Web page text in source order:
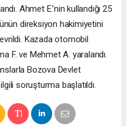
Ahmet E.’nin kullandığı 25
direksiyon hakimiyetini
Kazada otomobil
F. ve Mehmet A. yaralandı.
Bozova Devlet
soruşturma başlatıldı.